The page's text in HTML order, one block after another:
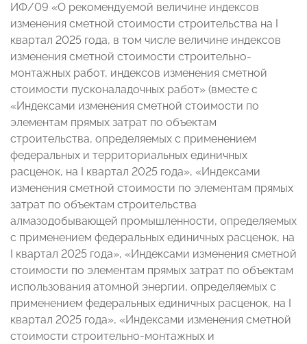
ИФ/09 «О рекомендуемой величине индексов
изменения сметной стоимости строительства на I
квартал 2025 года, в том числе величине индексов
изменения сметной стоимости строительно-
монтажных работ, индексов изменения сметной
стоимости пусконаладочных работ» (вместе с
«Индексами изменения сметной стоимости по
элементам прямых затрат по объектам
строительства, определяемых с применением
федеральных и территориальных единичных
расценок, на I квартал 2025 года», «Индексами
изменения сметной стоимости по элементам прямых
затрат по объектам строительства
алмазодобывающей промышленности, определяемых
с применением федеральных единичных расценок, на
I квартал 2025 года», «Индексами изменения сметной
стоимости по элементам прямых затрат по объектам
использования атомной энергии, определяемых с
применением федеральных единичных расценок, на I
квартал 2025 года», «Индексами изменения сметной
стоимости строительно-монтажных и